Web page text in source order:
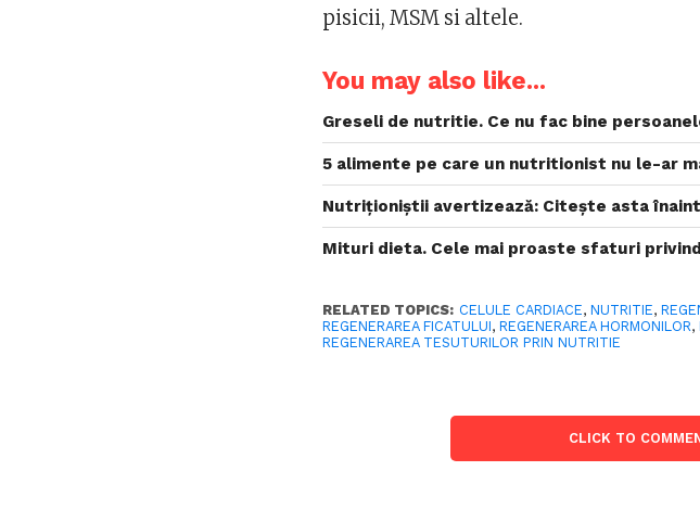
pisicii, MSM si altele.
You may also like...
Greseli de nutritie. Ce nu fac bine
5 alimente pe care un nutritionist nu le-ar
Nutriţioniştii avertizează: Citeşte asta înainte
Mituri dieta. Cele mai proaste sfaturi
RELATED TOPICS: CELULE CARDIACE,NUTRITIE,
REGENERAREA FICATULUI,REGENERAREA HORMONILOR,
REGENERAREA TESUTURILOR PRIN NUTRITIE
CLICK TO